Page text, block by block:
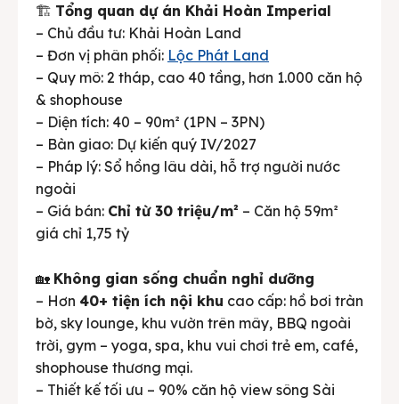
🏗️ Tổng quan dự án Khải Hoàn Imperial
– Chủ đầu tư: Khải Hoàn Land
– Đơn vị phân phối: Lộc Phát Land
– Quy mô: 2 tháp, cao 40 tầng, hơn 1.000 căn hộ
& shophouse
– Diện tích: 40 – 90m² (1PN – 3PN)
– Bàn giao: Dự kiến quý IV/2027
– Pháp lý: Sổ hồng lâu dài, hỗ trợ người nước
ngoài
– Giá bán: Chỉ từ 30 triệu/m² – Căn hộ 59m²
giá chỉ 1,75 tỷ
🏡 Không gian sống chuẩn nghỉ dưỡng
– Hơn 40+ tiện ích nội khu cao cấp: hồ bơi tràn
bờ, sky lounge, khu vườn trên mây, BBQ ngoài
trời, gym – yoga, spa, khu vui chơi trẻ em, café,
shophouse thương mại.
– Thiết kế tối ưu – 90% căn hộ view sông Sài